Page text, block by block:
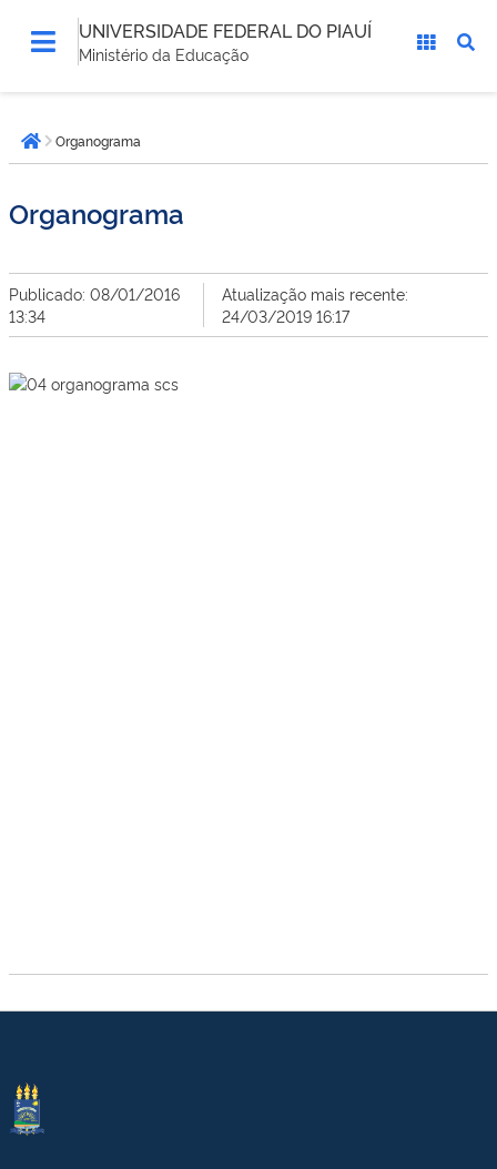
UNIVERSIDADE FEDERAL DO PIAUÍ
Ministério da Educação
está
aqui:Página inicial
Organograma
Organograma
Publicado: 08/01/2016
13:34
Atualização mais recente:
24/03/2019 16:17